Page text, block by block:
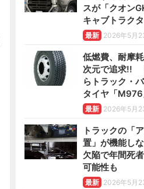
スが「クオン
キャブトラク
最新 2026年5月
低燃費、耐摩
次元で追求!!
らトラック・
タイヤ「
最新 2026年5月
トラックの「
置」が機能し
欠陥で年間死
可能性も
最新 2026年5月